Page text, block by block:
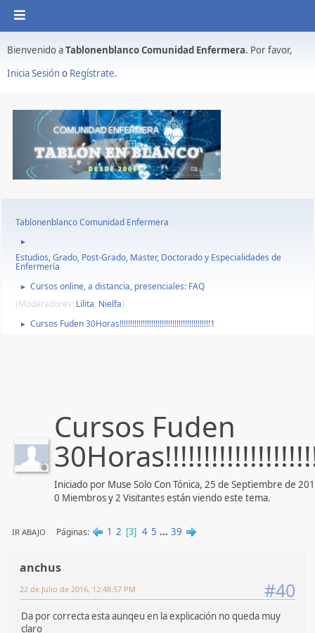
Bienvenido aTablonenblanco Comunidad Enfermera. Por favor,
Inicia Sesióno Regístrate.
Tablonenblanco Comunidad Enfermera
►
Estudios, Grado, Post-Grado, Master, Doctorado y Especialidades de
Enfermería
►
Cursos online, a distancia, presenciales: FAQ
(Moderadores: Lilita, Nielfa)
► Cursos Fuden 30Horas!!!!!!!!!!!!!!!!!!!!!!!!!!!!!!!!!!!!!!!!!!!1
Cursos Fuden
Iniciado por Muse Solo Con Tónica, 25 de Septiembre de
0 Miembros y 2 Visitantes están viendo este tema.
IR ABAJO Páginas 1 2 3 4 5 ... 39
anchus
#40
22 de Julio de 2016, 12:48:57 PM
Da por correcta esta aunqeu en la explicación no queda muy
claro